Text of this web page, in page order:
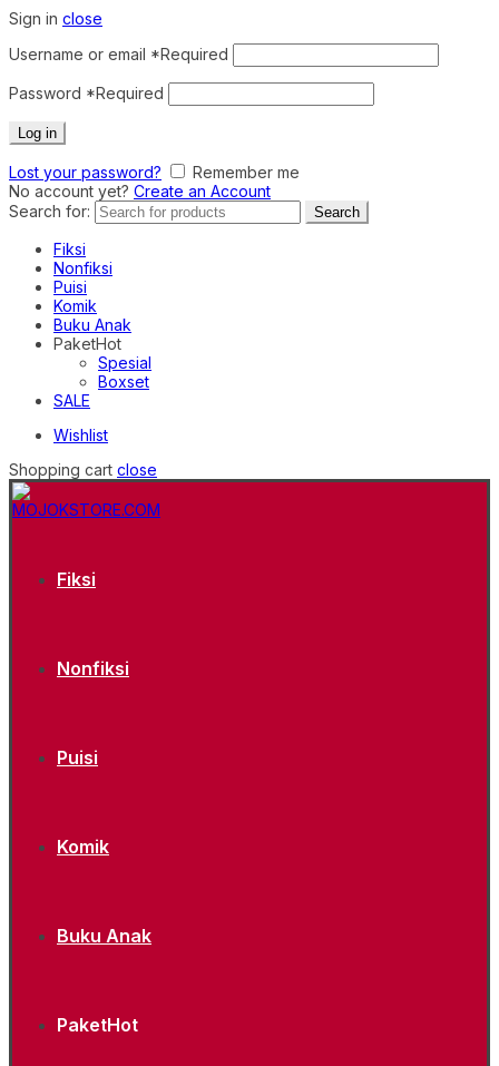
Sign in close
Username or email *Required
Password *Required
Log in
Lost your password?
Remember me
No account yet? Create an Account
Search for:
Search
Fiksi
Nonfiksi
Puisi
Komik
Buku Anak
PaketHot
Spesial
Boxset
SALE
Wishlist
Shopping cart close
Fiksi
Nonfiksi
Puisi
Komik
Buku Anak
PaketHot